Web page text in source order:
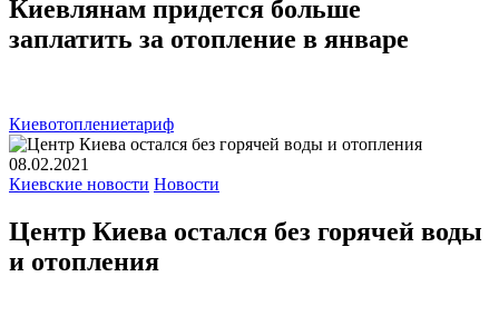
Киевлянам придется больше
заплатить за отопление в январе
Киевотоплениетариф
08.02.2021
Киевские новости Новости
Центр Киева остался без горячей воды
и отопления